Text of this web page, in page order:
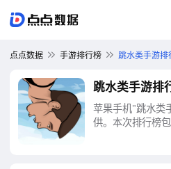
点点数据 手游排行榜 跳水类手游排
跳水类手游排
苹果手机"跳水类
供。本次排行榜
Origins、游泳的